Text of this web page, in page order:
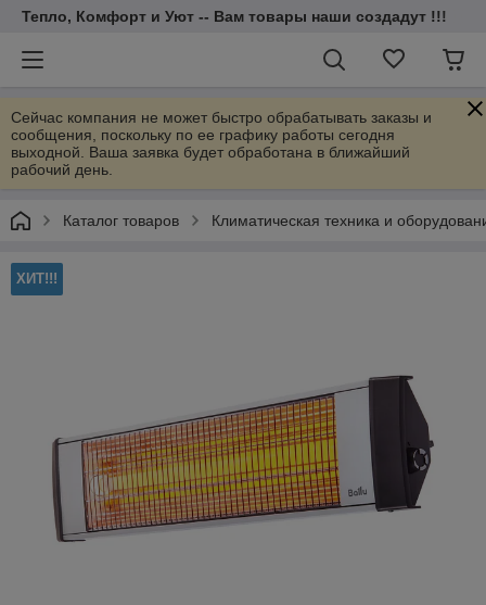
Тепло, Комфорт и Уют -- Вам товары наши создадут !!!
Сейчас компания не может быстро обрабатывать заказы и
сообщения, поскольку по ее графику работы сегодня
выходной. Ваша заявка будет обработана в ближайший
рабочий день.
Каталог товаров Климатическая техника и
ХИТ!!!